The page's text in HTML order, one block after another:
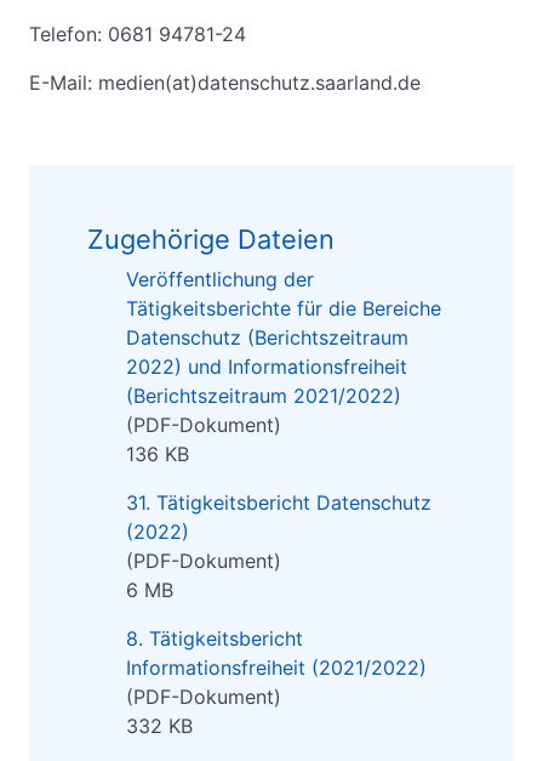
Telefon: 0681 94781-24
E-Mail: medien(at)datenschutz.saarland.de
Zugehörige Dateien
Veröffentlichung der
Tätigkeitsberichte für die Bereiche
Datenschutz (Berichtszeitraum
2022) und Informationsfreiheit
(Berichtszeitraum 2021/2022)
(PDF-Dokument)
136 KB
31. Tätigkeitsbericht Datenschutz
(2022)
(PDF-Dokument)
6 MB
8. Tätigkeitsbericht
Informationsfreiheit (2021/2022)
(PDF-Dokument)
332 KB